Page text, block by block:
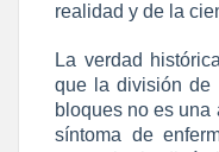
realidad y de la
La verdad
que la división de
bloques no es una
síntoma de